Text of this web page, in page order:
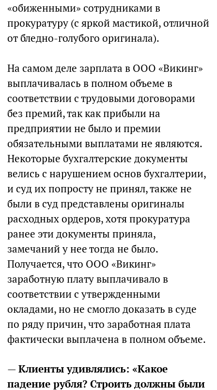
«обиженными» сотрудниками в
прокуратуру (с яркой мастикой, отличной
от бледно-голубого оригинала).
На самом деле зарплата в ООО «Викинг»
выплачивалась в полном объеме в
соответствии с трудовыми договорами
без премий, так как прибыли на
предприятии не было и премии
обязательными выплатами не являются.
Некоторые бухгалтерские документы
велись с нарушением основ бухгалтерии,
и суд их попросту не принял, также не
были в суд представлены оригиналы
расходных ордеров, хотя прокуратура
ранее эти документы приняла,
замечаний у нее тогда не было.
Получается, что ООО «Викинг»
заработную плату выплачивало в
соответствии с утвержденными
окладами, но не смогло доказать в суде
по ряду причин, что заработная плата
фактически выплачена в полном объеме.
—Клиенты удивлялись: «Какое
падение рубля? Строить должны были